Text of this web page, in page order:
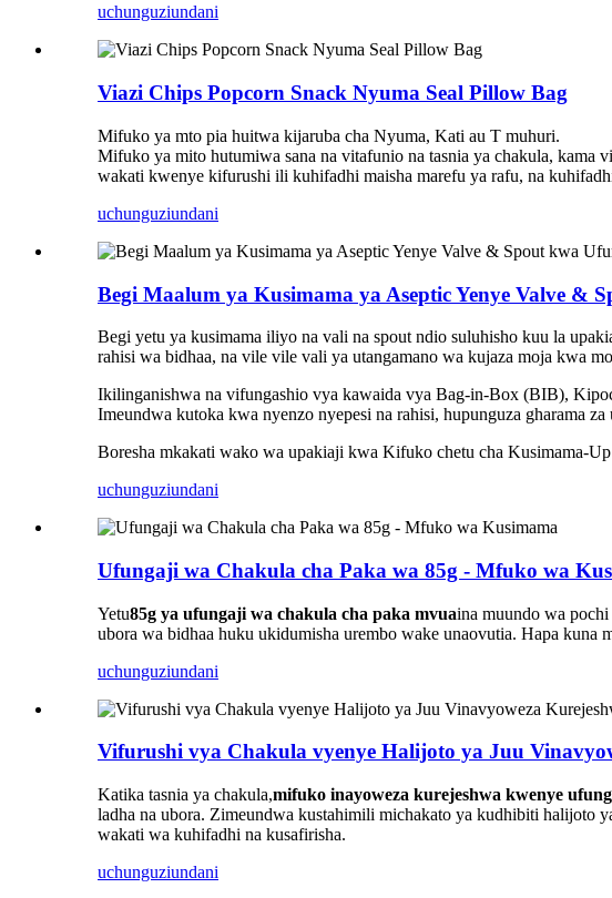
uchunguziundani
Viazi Chips Popcorn Snack Nyuma Seal Pillow Bag
Mifuko ya mto pia huitwa kijaruba cha Nyuma, Kati au T muhuri.
Mifuko ya mito hutumiwa sana na vitafunio na tasnia ya chakula, kama
wakati kwenye kifurushi ili kuhifadhi maisha marefu ya rafu, na
uchunguziundani
Begi Maalum ya Kusimama ya Aseptic Yenye Valve &
Begi yetu ya kusimama iliyo na vali na spout ndio suluhisho kuu la
rahisi wa bidhaa, na vile vile vali ya utangamano wa kujaza moja kwa
Ikilinganishwa na vifungashio vya kawaida vya Bag-in-Box (BIB),
Imeundwa kutoka kwa nyenzo nyepesi na rahisi, hupunguza gharama
Boresha mkakati wako wa upakiaji kwa Kifuko chetu cha Kusimama-
uchunguziundani
Ufungaji wa Chakula cha Paka wa 85g - Mfuko wa
Yetu85g ya ufungaji wa chakula cha paka mvuaina muundo wa
ubora wa bidhaa huku ukidumisha urembo wake unaovutia. Hapa
uchunguziundani
Vifurushi vya Chakula vyenye Halijoto ya Juu
Katika tasnia ya chakula,mifuko inayoweza kurejeshwa kwenye
ladha na ubora. Zimeundwa kustahimili michakato ya kudhibiti halijoto
wakati wa kuhifadhi na kusafirisha.
uchunguziundani